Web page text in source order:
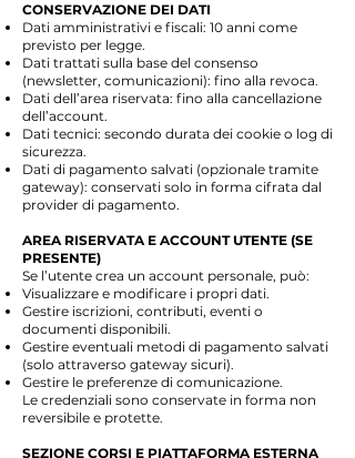
CONSERVAZIONE DEI DATI
Dati amministrativi e fiscali: 10 anni come
previsto per legge.
Dati trattati sulla base del consenso
(newsletter, comunicazioni): fino alla revoca.
Dati dell’area riservata: fino alla cancellazione
dell’account.
Dati tecnici: secondo durata dei cookie o log di
sicurezza.
Dati di pagamento salvati (opzionale tramite
gateway): conservati solo in forma cifrata dal
provider di pagamento.
AREA RISERVATA E ACCOUNT UTENTE (SE
PRESENTE)
Se l’utente crea un account personale, può:
Visualizzare e modificare i propri dati.
Gestire iscrizioni, contributi, eventi o
documenti disponibili.
Gestire eventuali metodi di pagamento salvati
(solo attraverso gateway sicuri).
Gestire le preferenze di comunicazione.
Le credenziali sono conservate in forma non
reversibile e protette.
SEZIONE CORSI E PIATTAFORMA ESTERNA